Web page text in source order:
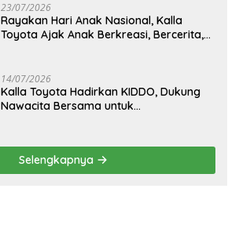
23/07/2026
Rayakan Hari Anak Nasional, Kalla
Toyota Ajak Anak Berkreasi, Bercerita,
14/07/2026
Kalla Toyota Hadirkan KIDDO, Dukung
Nawacita Bersama untuk
Selengkapnya